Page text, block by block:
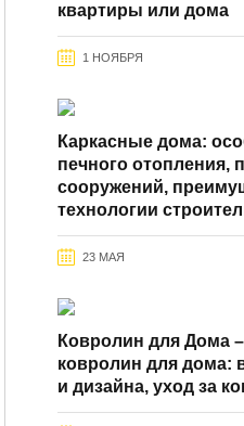
квартиры или дома
1 НОЯБРЯ
Каркасные дома:
печного отопления,
сооружений,
технологии
23 МАЯ
Ковролин для Дома
ковролин для дома:
и дизайна, уход за